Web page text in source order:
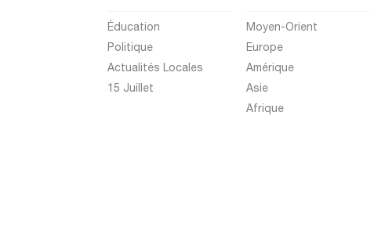
Sinop
Sivas
Éducation
Politique
Actualités Locales
15 Juillet
Moyen-Orient
Europe
Amérique
Asie
Afrique